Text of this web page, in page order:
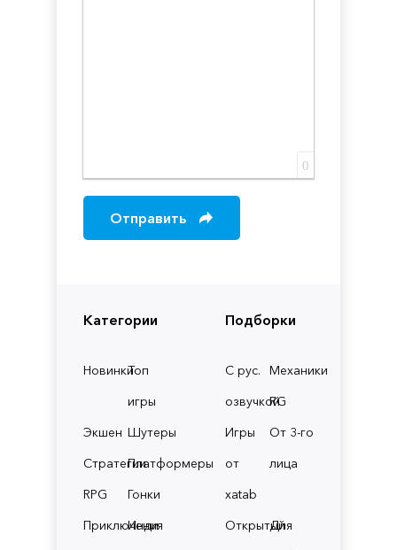
Категории
НовинкиТоп
игры
Экшен Шутеры
СтратегииПлатформеры
RPG
Гонки
Приключения
Инди
Подборки
С рус.
озвучкой
Механики
RG
Игры
от
xatab
От 3-го
лица
Открытый
Для
0
Отправить